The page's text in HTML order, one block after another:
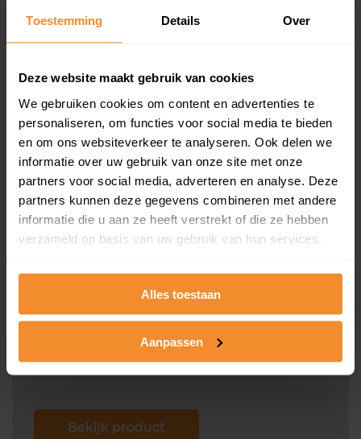
Toestemming Details Over
Deze website maakt gebruik van cookies
We gebruiken cookies om content en advertenties te
personaliseren, om functies voor social media te bieden
en om ons websiteverkeer te analyseren. Ook delen we
informatie over uw gebruik van onze site met onze
partners voor social media, adverteren en analyse. Deze
partners kunnen deze gegevens combineren met andere
informatie die u aan ze heeft verstrekt of die ze hebben
verzameld op basis van uw gebruik van hun services.
Alles toestaan
Aanpassen
Een overzicht van alle verkochte woningen (koopsom
en koopdatum) binnen een postcodegebied. Dit
Bekijk product
Direct leverbaar
Een uitgebreid overzicht van het perceel en
dit inclusief de luchtfoto!
Bekijk product